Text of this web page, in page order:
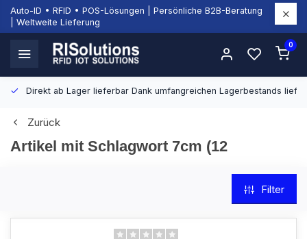
Auto-ID • RFID • POS-Lösungen | Persönliche B2B-Beratung
| Weltweite Lieferung
0
Direkt ab Lager lieferbar Dank umfangreichen Lagerbestands
Zurück
Artikel mit Schlagwort 7cm (12
Filter